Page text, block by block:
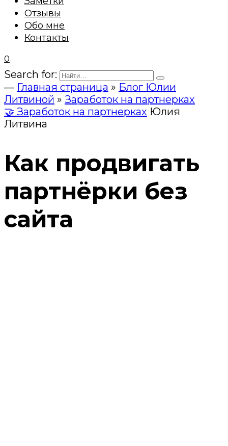
Отзывы
Обо мне
Контакты
0
Search for:
— Главная страница » Блог Юлии
Литвиной » Заработок на партнерках
🤝 Заработок на партнерках Юлия
Литвина
Как продвигать
партнёрки без
сайта